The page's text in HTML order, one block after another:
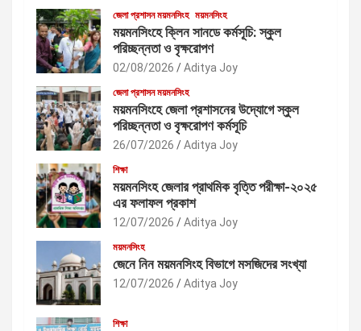
জেলা প্রশাসন ময়মনসিংহ ময়মনসিংহ
ময়মনসিংহে ক্লিন সানডে কর্মসূচি: স্কুল
পরিচ্ছন্নতা ও বৃক্ষরোপণ
02/08/2026 Aditya Joy
জেলা প্রশাসন ময়মনসিংহ
ময়মনসিংহে জেলা প্রশাসনের উদ্যোগে স্কুল
পরিচ্ছন্নতা ও বৃক্ষরোপণ কর্মসূচি
26/07/2026 Aditya Joy
শিক্ষা
ময়মনসিংহ জেলার প্রাথমিক বৃত্তি পরীক্ষা-২০২৫
এর ফলাফল প্রকাশ
12/07/2026 Aditya Joy
ময়মনসিংহ
জেনে নিন ময়মনসিংহ বিভাগে মসজিদের সংখ্যা
12/07/2026 Aditya Joy
শিক্ষা